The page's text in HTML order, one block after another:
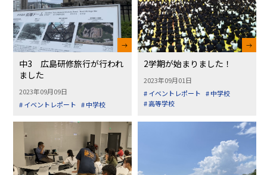
中3 広島研修旅行が行われ
ました
2023年09月09日
# イベントレポート # 中学校
2学期が始まりました！
2023年09月01日
# イベントレポート # 中学校
# 高等学校